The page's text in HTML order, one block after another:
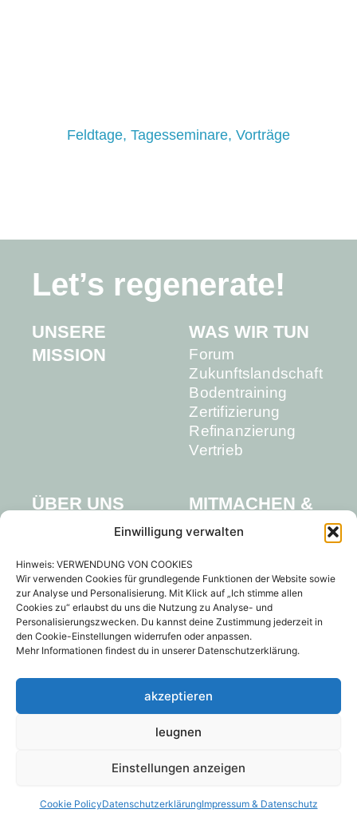
Einwilligung verwalten
Hinweis: VERWENDUNG VON COOKIES
Wir verwenden Cookies für grundlegende Funktionen der Website sowie
zur Analyse und Personalisierung. Mit Klick auf „Ich stimme allen
Cookies zu“ erlaubst du uns die Nutzung zu Analyse- und
Personalisierungszwecken. Du kannst deine Zustimmung jederzeit in
den Cookie-Einstellungen widerrufen oder anpassen.
Mehr Informationen findest du in unserer Datenschutzerklärung.
akzeptieren
leugnen
Einstellungen anzeigen
Cookie PolicyDatenschutzerklärungImpressum & Datenschutz
Feldtage, Tagesseminare, Vorträge
Let’s regenerate!
UNSERE
MISSION
WAS WIR TUN
Forum
Zukunftslandschaft
Bodentraining
Zertifizierung
Refinanzierung
Vertrieb
ÜBER UNS
Veranstaltungen
Impulse
Jobs
Kontakt
MITMACHEN &
UNTERSTUETZEN
BODENSEE
Newsletter
Kontakt
b
k
n
a
a
e
n
© 2025 Regenerate Forum
gGmbH